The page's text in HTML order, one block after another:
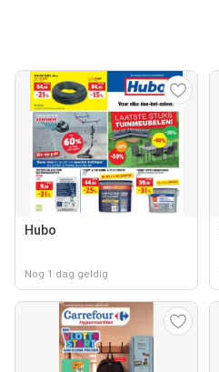
Hubo
Nog 1 dag geldig